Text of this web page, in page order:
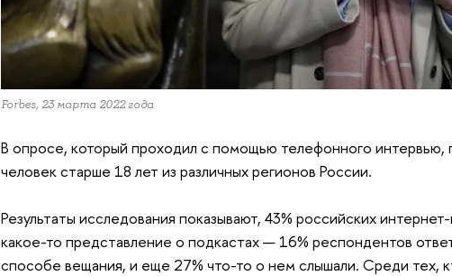
Forbes, 23 марта 2022 года
В опросе, который проходил с помощью телефонного интервью,
человек старше 18 лет из различных регионов России.
Результаты исследования показывают, 43% российских
какое-то представление о подкастах — 16% респондентов
способе вещания, и еще 27% что-то о нем слышали. Среди тех,